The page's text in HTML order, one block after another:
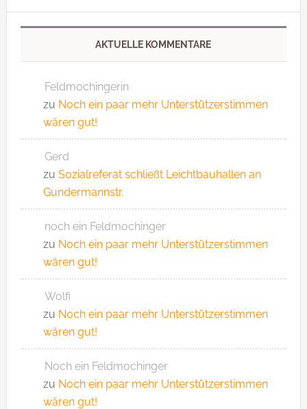
AKTUELLE KOMMENTARE
Feldmochingerin
zu Noch ein paar mehr Unterstützerstimmen
wären gut!
Gerd
zu Sozialreferat schließt Leichtbauhallen an
Gundermannstr.
noch ein Feldmochinger
zu Noch ein paar mehr Unterstützerstimmen
wären gut!
Wolfi
zu Noch ein paar mehr Unterstützerstimmen
wären gut!
Noch ein Feldmochinger
zu Noch ein paar mehr Unterstützerstimmen
wären gut!